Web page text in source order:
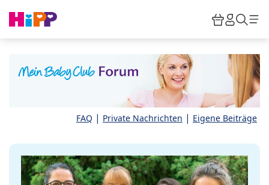
HiPP
FAQ | Private Nachrichten | Eigene Beiträge